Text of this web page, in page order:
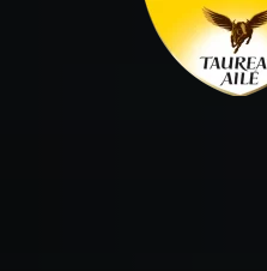
Panneau de gestion des cookies